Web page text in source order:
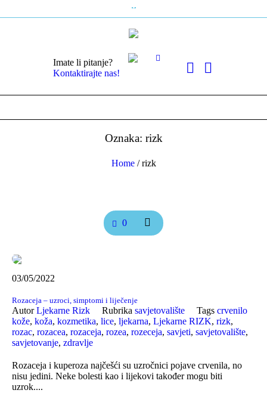
Imate li pitanje?
Kontaktirajte nas!
Oznaka: rizk
Home /rizk
0
03/05/2022
Rozaceja – uzroci, simptomi i liječenje
AutorLjekarne Rizk Rubrika savjetovalište Tags crvenilo
kože, koža, kozmetika, lice, ljekarna, Ljekarne RIZK, rizk,
rozac, rozacea, rozaceja, rozea, rozeceja, savjeti, savjetovalište,
savjetovanje, zdravlje
Rozaceja i kuperoza najčešći su uzročnici pojave crvenila, no
nisu jedini. Neke bolesti kao i lijekovi također mogu biti
uzrok....